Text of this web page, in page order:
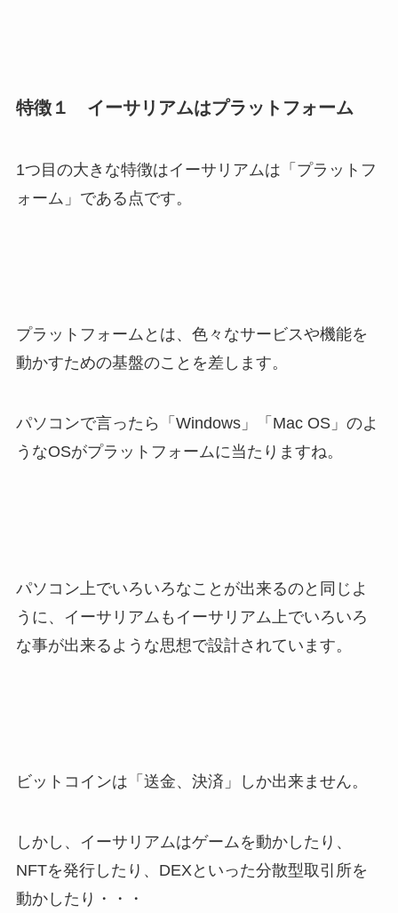
特徴１ イーサリアムはプラットフォーム
1つ目の大きな特徴はイーサリアムは「プラットフ
ォーム」である点です。
プラットフォームとは、色々なサービスや機能を
動かすための基盤のことを差します。
パソコンで言ったら「Windows」「Mac OS」のよ
うなOSがプラットフォームに当たりますね。
パソコン上でいろいろなことが出来るのと同じよ
うに、イーサリアムもイーサリアム上でいろいろ
な事が出来るような思想で設計されています。
ビットコインは「送金、決済」しか出来ません。
しかし、イーサリアムはゲームを動かしたり、
NFTを発行したり、DEXといった分散型取引所を
動かしたり・・・